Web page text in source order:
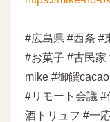
#広島県 #西条 #
#お菓子 #古民
mike #御饌cacao
#リモート会議 #
酒トリュフ #一